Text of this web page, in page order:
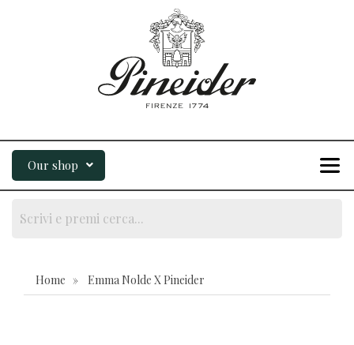
Our shop
Home » Emma Nolde X Pineider